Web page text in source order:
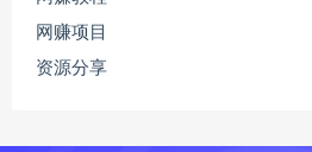
网赚项目
资源分享